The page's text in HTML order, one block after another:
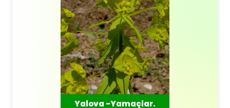
Yalova -Yamaçlar.